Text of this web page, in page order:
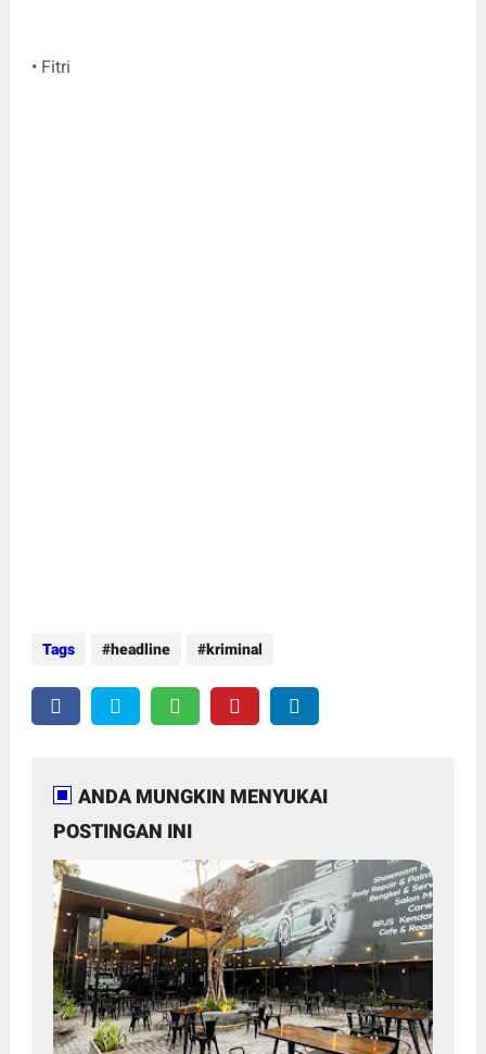
• Fitri
Tags headline kriminal
ANDA MUNGKIN MENYUKAI
POSTINGAN INI